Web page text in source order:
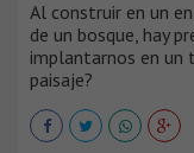
Al construir en un
de un bosque, hay
implantarnos en un
paisaje?